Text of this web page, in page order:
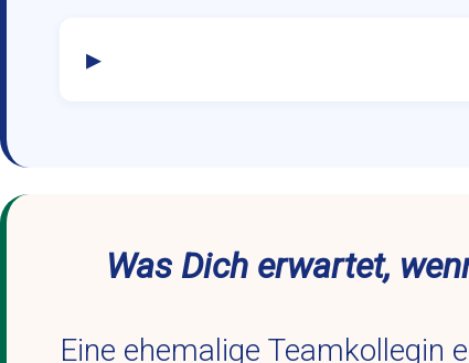
Was Dich erwartet,
Eine ehemalige Teamkollegin